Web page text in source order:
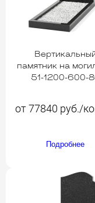
памятник на
51-1200-600-
от 77840 руб./
Подробнее